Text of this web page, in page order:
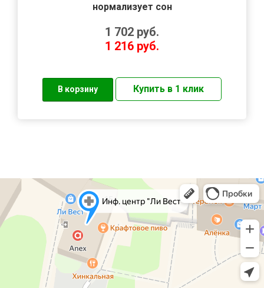
нормализует сон
1 702 руб.
1 216 руб.